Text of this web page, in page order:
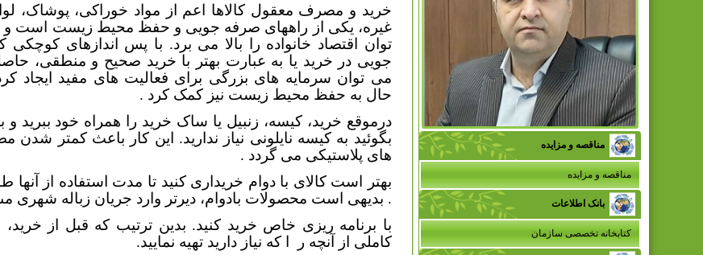
مناقصه و مزایده
مناقصه و مزایده
بانک اطلاعات
کتابخانه تخصصی سازمان
خرید و مصرف معقول کالاها اعم از مواد خوراکی، پوشاک،
غیره، یکی از راههای صرفه جویی و حفظ محیط زیست است و
توان اقتصاد خانواده را بالا می برد. با پس اندازهای کوچکی
جویی در خرید یا به عبارت بهتر با خرید صحیح و منطقی،
می توان سرمایه های بزرگی برای فعالیت های مفید ایجاد
حال به حفظ محیط زیست نیز کمک کرد .
درموقع خريد، کیسه، زنبیل یا ساک خرید را همراه خود ببريد و
بگوئید به کیسه نایلونی نیاز ندارید. این کار باعث کمتر
های پلاستیکی می گردد .
بهتر است کالای با دوام خریداری کنید تا مدت استفاده از آنها
. بديهى است محصولات بادوام، ديرتر وارد جريان زباله شهرى
با برنامه ريزى خاص خريد كنید. بدين ترتيب كه قبل از خرید،
كاملى از آنچه ر
ا که نياز دارید تهيه نمايید.